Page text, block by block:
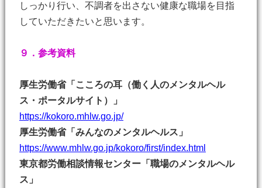
しっかり行い、不調者を出さない健康な職場を目指
していただきたいと思います。
９．参考資料
厚生労働省「こころの耳（働く人のメンタルヘル
ス・ポータルサイト）」
https://kokoro.mhlw.go.jp/
厚生労働省「みんなのメンタルヘルス」
https://www.mhlw.go.jp/kokoro/first/index.html
東京都労働相談情報センター「職場のメンタルヘル
ス」